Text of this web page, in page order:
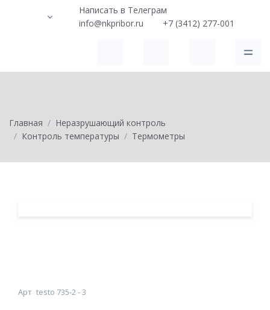
Написать в Телеграм
info@nkpribor.ru
+7 (3412) 277-001
Главная
Неразрушающий контроль
Контроль температуры
Термометры
Арт testo 735-2 - 3